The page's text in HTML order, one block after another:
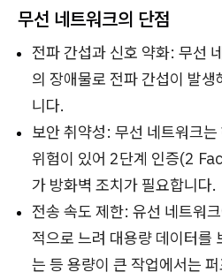
무선 네트워크의 단점
전파 간섭과 신호 약화: 무선
의 장애물로 전파 간섭이 발
니다.
보안 취약성: 무선 네트워크
위험이 있어 2단계 인증(2
가 방화벽 조치가 필요합니다.
전송 속도 제한: 유선 네트워
적으로 느려 대용량 데이터를
는 등 용량이 큰 작업에서는